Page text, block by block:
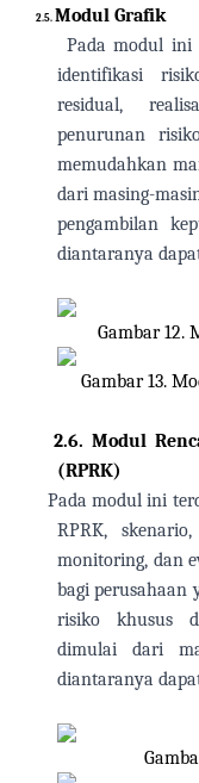
2.5. Modul Grafik
Pada modul ini
identifikasi
residual,
penurunan
memudahkan
dari masing-
pengambilan
diantaranya
Gambar 12.
Gambar 13.
2.6. Modul
(RPRK)
Pada modul ini
RPRK,
monitoring, dan
bagi perusahaan
risiko khusus
dimulai dari
diantaranya